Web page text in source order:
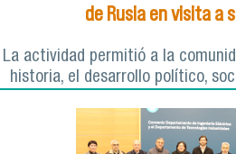
de Rusia en visita a
La actividad permitió a la
historia, el desarrollo político,